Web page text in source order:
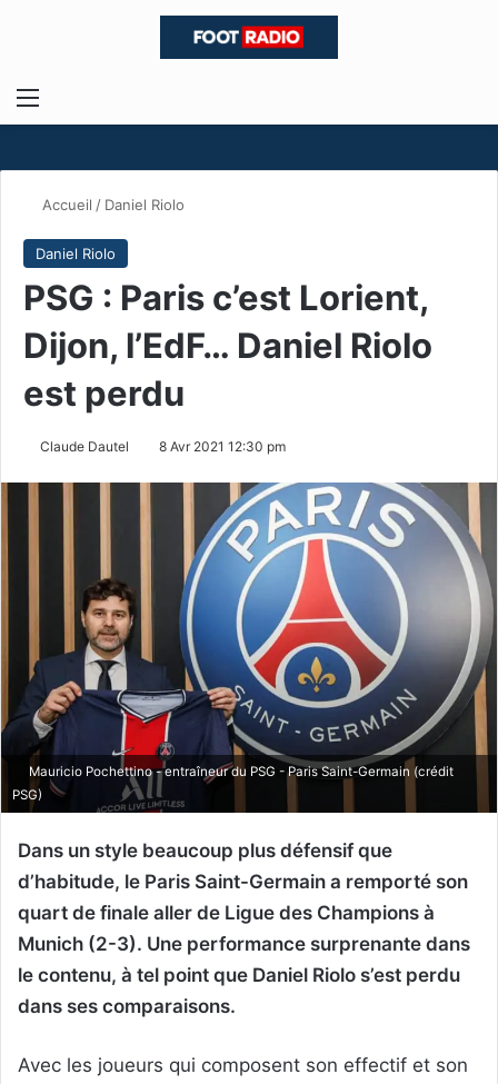
Menu
Accueil / Daniel Riolo
Daniel Riolo
PSG : Paris c’est Lorient,
Dijon, l’EdF… Daniel Riolo
est perdu
Claude Dautel 8 Avr 2021 12:30 pm
Mauricio Pochettino - entraîneur du PSG - Paris Saint-Germain (crédit
PSG)
Dans un style beaucoup plus défensif que
d’habitude, le Paris Saint-Germain a remporté son
quart de finale aller de Ligue des Champions à
Munich (2-3). Une performance surprenante dans
le contenu, à tel point que Daniel Riolo s’est perdu
dans ses comparaisons.
Avec les joueurs qui composent son effectif et son